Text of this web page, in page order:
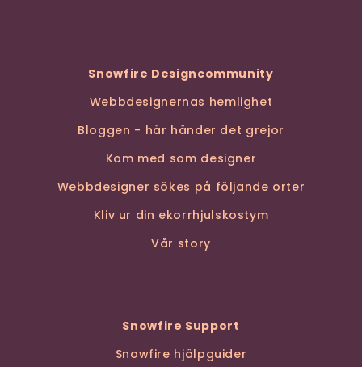
Snowfire Designcommunity
Webbdesignernas hemlighet
Bloggen - här händer det grejor
Kom med som designer
Webbdesigner sökes på följande orter
Kliv ur din ekorrhjulskostym
Vår story
Snowfire Support
Snowfire hjälpguider